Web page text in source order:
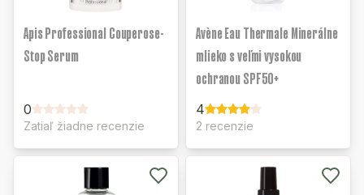
Apis Professional Couperose-
Stop Serum
0
Zatiaľ žiadne recenzie
Avène Eau Thermale Minerálne
mlieko s veľmi vysokou
ochranou SPF50+
4
2 recenzie